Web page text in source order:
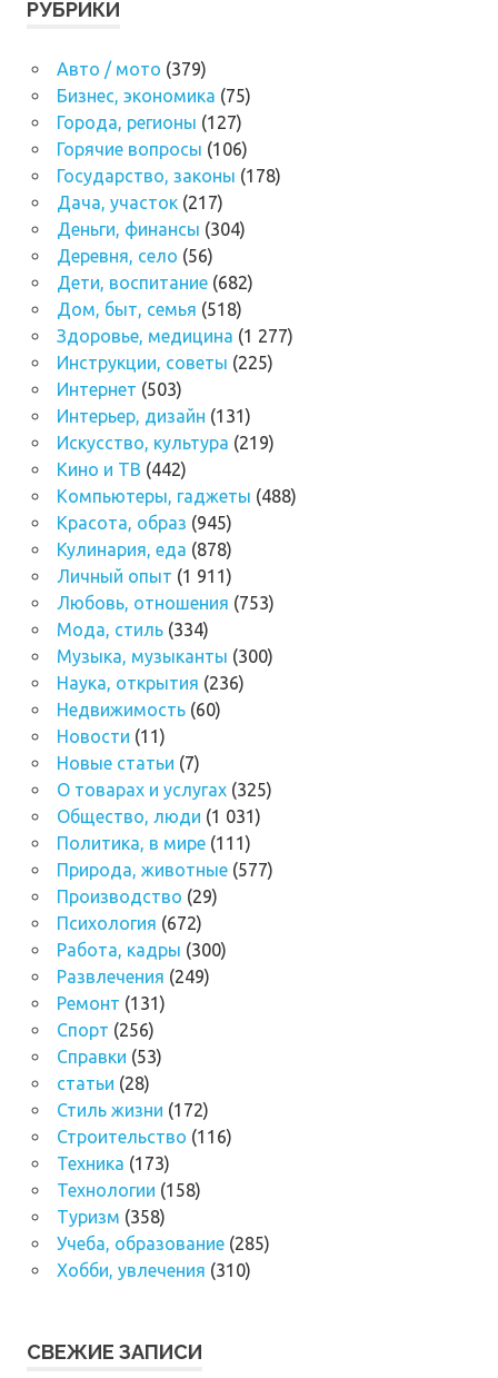
РУБРИКИ
Авто / мото (379)
Бизнес, экономика (75)
Города, регионы (127)
Горячие вопросы (106)
Государство, законы (178)
Дача, участок(217)
Деньги, финансы (304)
Деревня, село (56)
Дети, воспитание(682)
Дом, быт, семья (518)
Здоровье, медицина (1 277)
Инструкции, советы (225)
Интернет (503)
Интерьер, дизайн (131)
Искусство, культура (219)
Кино и ТВ (442)
Компьютеры, гаджеты (488)
Красота, образ (945)
Кулинария, еда (878)
Личный опыт (1 911)
Любовь, отношения (753)
Мода, стиль(334)
Музыка, музыканты (300)
Наука, открытия (236)
Недвижимость(60)
Новости (11)
Новые статьи (7)
О товарах и услугах(325)
Общество, люди (1 031)
Политика, в мире(111)
Природа, животные(577)
Производство (29)
Психология (672)
Работа, кадры (300)
Развлечения (249)
Ремонт (131)
Спорт (256)
Справки (53)
статьи (28)
Стиль жизни (172)
Строительство (116)
Техника (173)
Технологии (158)
Туризм (358)
Учеба, образование(285)
Хобби, увлечения (310)
СВЕЖИЕ ЗАПИСИ